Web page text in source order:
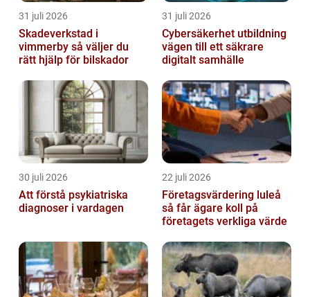
31 juli 2026
Skadeverkstad i
vimmerby så väljer du
rätt hjälp för bilskador
31 juli 2026
Cybersäkerhet utbildning
vägen till ett säkrare
digitalt samhälle
30 juli 2026
Att förstå psykiatriska
diagnoser i vardagen
22 juli 2026
Företagsvärdering luleå
så får ägare koll på
företagets verkliga värde